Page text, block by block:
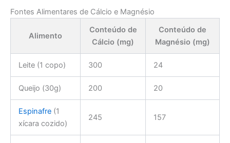
Fontes Alimentares de Cálcio e Magnésio
Alimento
Conteúdo de
Cálcio (mg)
Conteúdo de
Magnésio (mg)
Leite (1 copo) 300 24
Queijo (30g) 200 20
Espinafre(1
xícara cozido)
245 157